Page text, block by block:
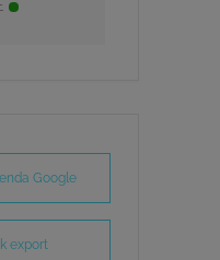
Google
export